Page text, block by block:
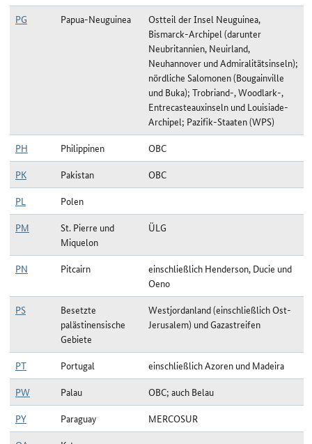
PG
Papua-Neuguinea
Ostteil der Insel Neuguinea,
Bismarck-Archipel (darunter
Neubritannien, Neuirland,
Neuhannover und Admiralitätsinseln);
nördliche Salomonen (Bougainville
und Buka); Trobriand-, Woodlark-,
Entrecasteauxinseln und Louisiade-
Archipel; Pazifik-Staaten (WPS)
PH
Philippinen
OBC
PK
Pakistan
OBC
PL
Polen
PM
St. Pierre und
Miquelon
ÜLG
PN Pitcairn
einschließlich Henderson, Ducie und
Oeno
PS
Besetzte
palästinensische
Gebiete
Westjordanland (einschließlich Ost-
Jerusalem) und Gazastreifen
PT Portugal
einschließlich Azoren und Madeira
PW
Palau
OBC; auch Belau
PY
Paraguay
MERCOSUR